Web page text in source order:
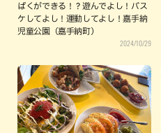
ぱくができる！？遊んでよし！バス
ケしてよし！運動してよし！嘉手納
児童公園（嘉手納町）
2024/10/29